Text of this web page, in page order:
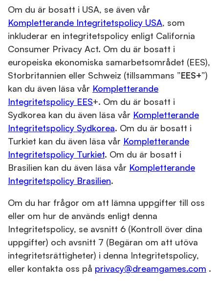
Om du är bosatt i USA, se även vår
Kompletterande Integritetspolicy USA, som
inkluderar en integritetspolicy enligt California
Consumer Privacy Act. Om du är bosatt i
europeiska ekonomiska samarbetsområdet (EES),
Storbritannien eller Schweiz (tillsammans ”EES+”)
kan du även läsa vår Kompletterande
Integritetspolicy EES+. Om du är bosatt i
Sydkorea kan du även läsa vår Kompletterande
Integritetspolicy Sydkorea. Om du är bosatt i
Turkiet kan du även läsa vår Kompletterande
Integritetspolicy Turkiet. Om du är bosatt i
Brasilien kan du även läsa vår Kompletterande
Integritetspolicy Brasilien.
Om du har frågor om att lämna uppgifter till oss
eller om hur de används enligt denna
Integritetspolicy, se avsnitt 6 (Kontroll över dina
uppgifter) och avsnitt 7 (Begäran om att utöva
integritetsrättigheter) i denna Integritetspolicy,
eller kontakta oss på privacy@dreamgames.com .